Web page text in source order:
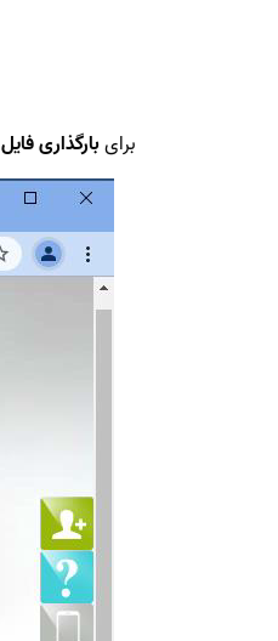
برایبارگذاری فایل xml برچسب اصالت